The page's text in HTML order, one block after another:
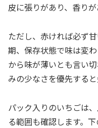
皮に張りがあり、香り
ただし、赤ければ必ず
期、保存状態で味は変
から味が薄いとも言い
みの少なさを優先すると
パック入りのいちごは
る範囲も確認します。